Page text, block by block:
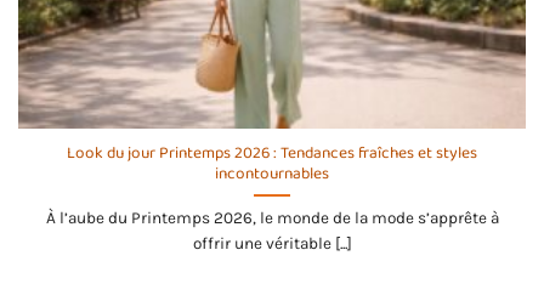
Look du jour Printemps 2026 : Tendances fraîches et styles
incontournables
À l’aube du Printemps 2026, le monde de la mode s’apprête à
offrir une véritable [...]